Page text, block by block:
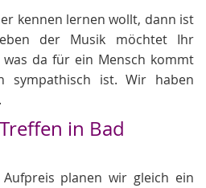
kennen lernen wollt, dann ist
der Musik möchtet Ihr
da für ein Mensch kommt
sympathisch ist. Wir haben
in Bad
planen wir gleich ein